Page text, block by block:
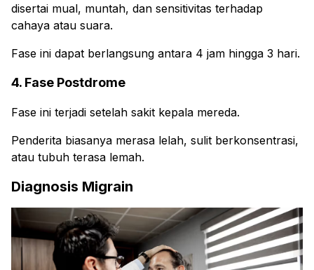
disertai mual, muntah, dan sensitivitas terhadap
cahaya atau suara.
Fase ini dapat berlangsung antara 4 jam hingga 3 hari.
4. Fase Postdrome
Fase ini terjadi setelah sakit kepala mereda.
Penderita biasanya merasa lelah, sulit berkonsentrasi,
atau tubuh terasa lemah.
Diagnosis Migrain